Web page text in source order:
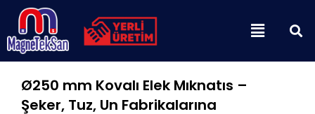
İçeriğe
Menu
Ø250 mm Kovalı Elek Mıknatıs –
Şeker, Tuz, Un Fabrikalarına